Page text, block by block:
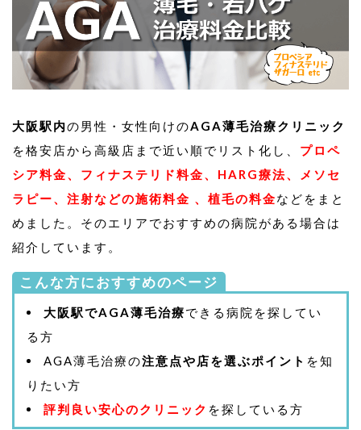
大阪駅内の男性・女性向けのAGA薄毛治療クリニック
を格安店から高級店まで近い順でリスト化し、 プロペ
シア料金、フィナステリド料金、HARG療法、メソセ
ラピー、注射などの施術料金 、植毛の料金などをまと
めました。そのエリアでおすすめの病院がある場合は
紹介しています。
こんな方におすすめのページ
大阪駅でAGA薄毛治療できる病院を探してい
る方
AGA薄毛治療の注意点や店を選ぶポイント を知
りたい方
評判良い安心のクリニック を探している方